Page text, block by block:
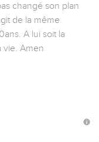
changé son plan
de la même
A lui soit la
vie. Amen